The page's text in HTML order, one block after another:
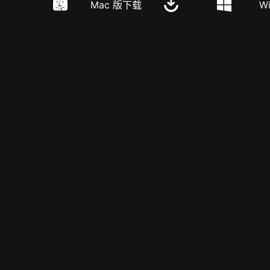
Mac 版下载